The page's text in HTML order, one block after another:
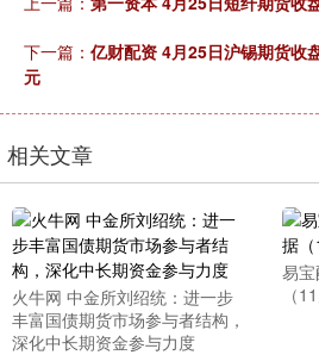
下一篇： 亿财配资 4月25日沪锡期货收
元
相关文章
火牛网 中金所刘绍统：进一步
丰富国债期货市场参与者结构，
深化中长期资金参与力度
易
（